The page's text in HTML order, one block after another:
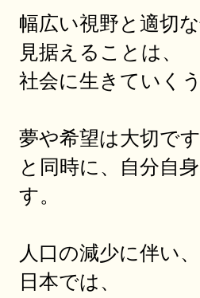
幅広い視野と適切
見据えることは、
社会に生きていく
夢や希望は大切で
と同時に、自分自
す。
人口の減少に伴い
日本では、